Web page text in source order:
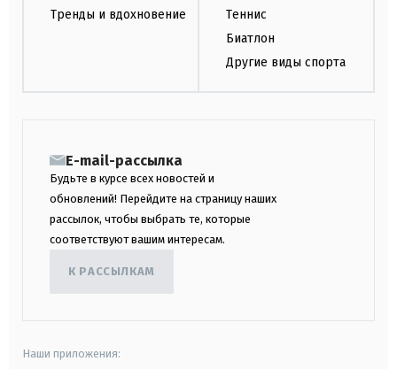
Тренды и вдохновение
Теннис
Биатлон
Другие виды спорта
E-mail-рассылка
Будьте в курсе всех новостей и
обновлений! Перейдите на страницу наших
рассылок, чтобы выбрать те, которые
соответствуют вашим интересам.
К РАССЫЛКАМ
Наши приложения: